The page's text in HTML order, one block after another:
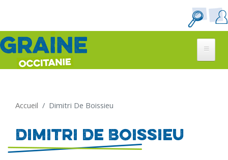
contenu
Accueil Dimitri De Boissieu
Dimitri De Boissieu